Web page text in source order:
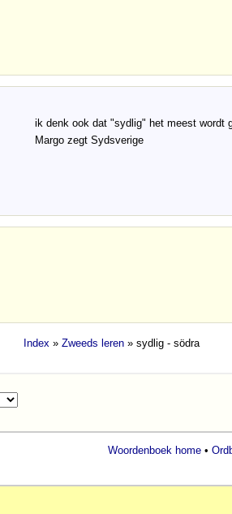
ik denk ook dat "sydlig" het meest wordt
Margo zegt Sydsverige
Index » Zweeds leren » sydlig - södra
Woordenboek home•